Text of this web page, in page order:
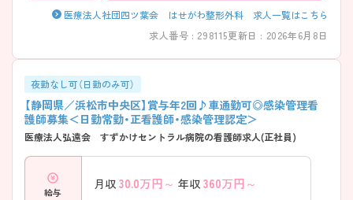
医療法人社団四ツ葉会 はせがわ整形外科 求人一覧はこちら
求人番号 : 298115更新日 : 2026年6月8日
夜勤なし可（日勤のみ可）
【静岡県／浜松市中央区】賞与年2回♪車通勤可◎感染管理看
護師募集＜日勤常勤・正看護師・感染管理認定＞
医療法人弘遠会 すずかけセントラル病院の看護師求人(正社員)
給与
月収 30.0万円～ 年収 360万円～